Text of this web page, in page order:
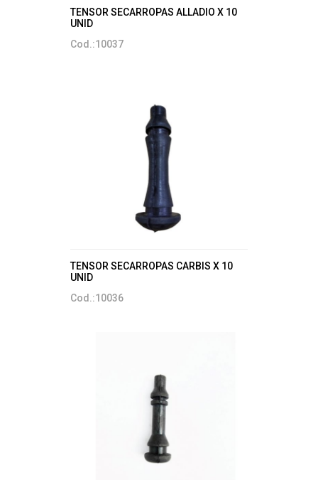
TENSOR SECARROPAS ALLADIO X 10
UNID
Cod.:10037
TENSOR SECARROPAS CARBIS X 10
UNID
Cod.:10036